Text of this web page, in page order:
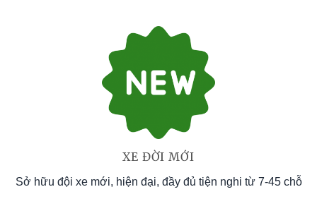
XE ĐỜI MỚI
Sở hữu đội xe mới, hiện đại, đầy đủ tiện nghi từ 7-45 chỗ